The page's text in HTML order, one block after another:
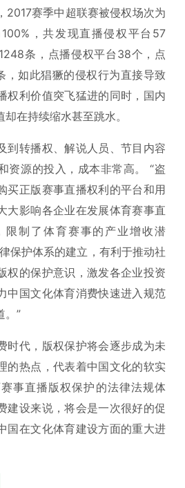
2017赛季中超联赛被侵权场次为
，共发现直播侵权平台57
条，点播侵权平台38个，点
，如此猖獗的侵权行为直接导致
权利价值突飞猛进的同时，国内
在持续缩水甚至跳水。
到转播权、解说人员、节目内容
资源的投入，成本非常高。 “盗
买正版赛事直播权利的平台和用
大影响各企业在发展体育赛事直
限制了体育赛事的产业增收潜
保护体系的建立，有利于推动社
权的保护意识，激发各企业投资
中国文化体育消费快速进入规范
。”
时代，版权保护将会逐步成为未
的热点，代表着中国文化的软实
事直播版权保护的法律法规体
建设来说，将会是一次很好的促
国在文化体育建设方面的重大进